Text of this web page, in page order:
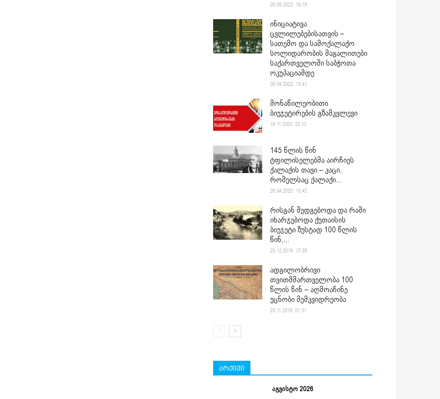
25.05.2022. 16:18
ინიციატივა
ცვლილებებისათვის –
სათემო და სამოქალაქო
სოლიდარობის მაგალითები
საქართველოში საბჭოთა
ოკუპაციამდე
05.04.2022. 13:41
მონაწილეობითი
ბიუჯეტირების გზამკვლევი
19.11.2020. 22:13
145 წლის წინ
ტფილისელებმა აირჩიეს
ქალაქის თავი – კაცი,
რომელსაც ქალაქი...
28.04.2020. 15:42
რისგან შედგებოდა და რაში
იხარჯებოდა ქუთაისის
ბიუჯეტი ზუსტად 100 წლის
წინ,...
25.12.2019. 17:39
ადგილობრივი
თვითმმართველობა 100
წლის წინ – აღმოაჩინე
უცნობი მემკვიდრეობა
23.11.2019. 01:31
არქივი
აგვისტო 2026